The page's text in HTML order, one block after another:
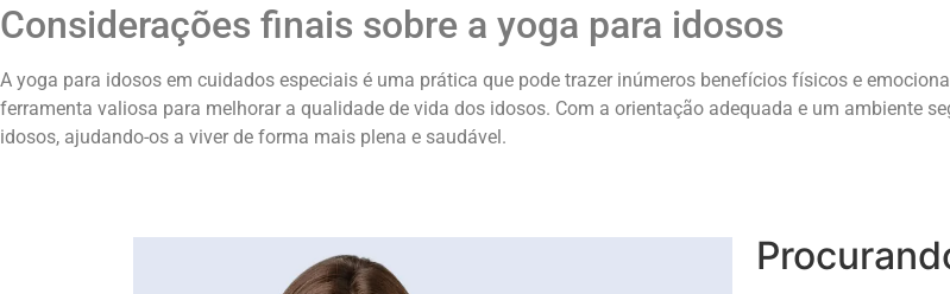
Considerações finais sobre a yoga para idosos
A yoga para idosos em cuidados especiais é uma prática que pode trazer inúmeros benefícios físicos e
ferramenta valiosa para melhorar a qualidade de vida dos idosos. Com a orientação adequada e um ambiente
idosos, ajudando-os a viver de forma mais plena e saudável.